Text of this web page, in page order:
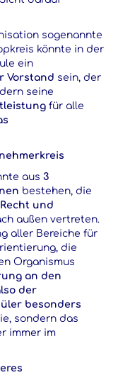
sogenannte
könnte in der
ein
Vorstand sein, der
seine
für alle
aus 3
bestehen, die
und
außen vertreten.
aller Bereiche für
die
Organismus
an den
der
besonders
sondern das
immer im